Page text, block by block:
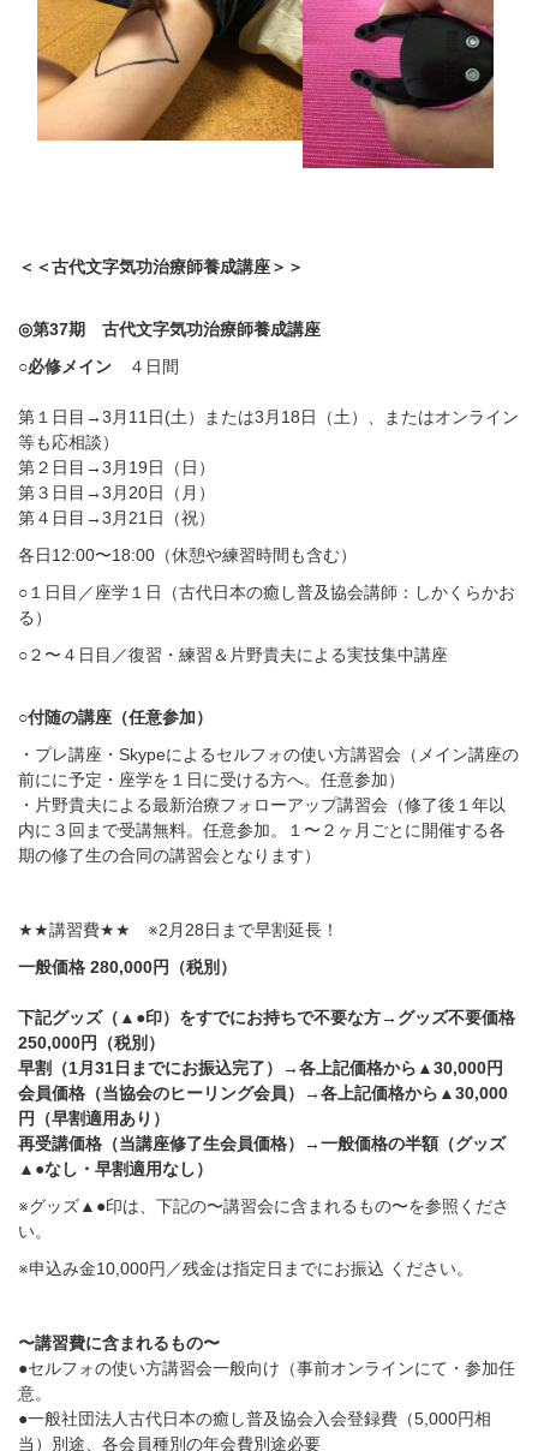
＜＜古代文字気功治療師養成講座＞＞
◎第37期 古代文字気功治療師養成講座
○必修メイン ４日間
第１日目 →3月11日(土）または3月18日（土）、またはオンライン
等も応相談）
第２日目 →3月19日（日）
第３日目 →3月20日（月）
第４日目 →3月21日（祝）
各日12:00〜18:00 （休憩や練習時間も含む）
○１日目／座学１日（古代日本の癒し普及協会講師：しかくらかお
る）
○２〜４日目／復習・練習＆片野貴夫による実技集中講座
○付随の講座（任意参加）
・プレ講座・ Skypeによるセルフォの使い方講習会（メイン講座の
前にに予定・座学を１日に受ける方へ。任意参加）
・片野貴夫による最新治療フォローアップ講習会（修了後１年以
内に３回まで受講無料。任意参加。１〜２ヶ月ごとに開催する各
期の修了生の合同の講習会となります）
★★講習費★★ ※2月28日まで早割延長！
一般価格 280,000円（税別）
下記グッズ（ ▲●印）をすでにお持ちで不要な方→ グッズ不要価格
250,000円（税別）
早割（1月31日までにお振込完了）
→各上記価格から ▲30,000円
会員価格（当協会のヒーリング会員）
→各上記価格から ▲30,000
円（早割適用あり）
再受講価格（当講座修了生会員価格）
→一般価格の半額（グッズ
▲●なし・早割適用なし）
※グッズ▲●印は、下記の〜講習会に含まれるもの〜を参照くださ
い。
※申込み金10,000円／残金は指定日までにお振込 ください。
〜講習費に含まれるもの〜
●セルフォの使い方講習会一般向け（事前オンラインにて・参加任
意。
●一般社団法人古代日本の癒し普及協会入会登録費（5,000円相
当）別途、各会員種別の年会費別途必要